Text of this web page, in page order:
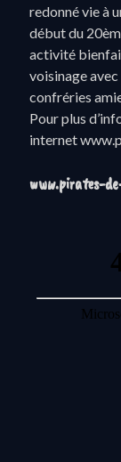
redonné vie à
début du
activité
voisinage
confréries
Pour plus
internet
www.pirates-